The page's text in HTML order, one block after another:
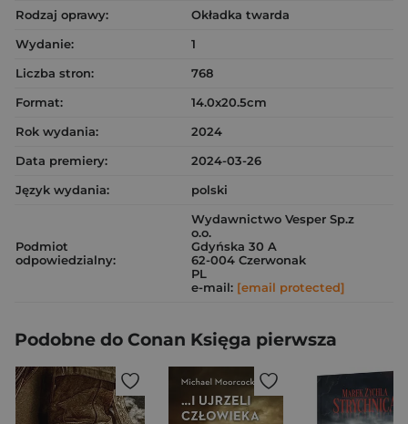
Rodzaj oprawy:
Okładka twarda
Wydanie:
1
Liczba stron:
768
Format:
14.0x20.5cm
Rok wydania:
2024
Data premiery:
2024-03-26
Język wydania:
polski
Podmiot
odpowiedzialny:
Wydawnictwo Vesper Sp.z
o.o.
Gdyńska 30 A
62-004 Czerwonak
PL
e-mail: [email protected]
Podobne do Conan Księga pierwsza